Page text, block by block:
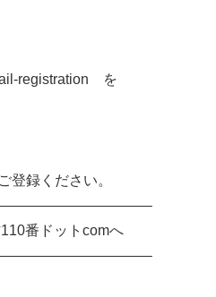
registration を
録ください。
番ドットcomへ